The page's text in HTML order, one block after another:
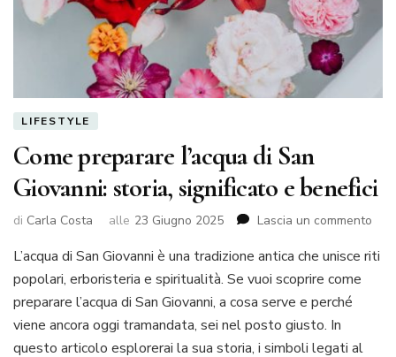
LIFESTYLE
Come preparare l’acqua di San
Giovanni: storia, significato e benefici
di Carla Costa alle 23 Giugno 2025 Lascia un commento
L’acqua di San Giovanni è una tradizione antica che unisce riti
popolari, erboristeria e spiritualità. Se vuoi scoprire come
preparare l’acqua di San Giovanni, a cosa serve e perché
viene ancora oggi tramandata, sei nel posto giusto. In
questo articolo esplorerai la sua storia, i simboli legati al